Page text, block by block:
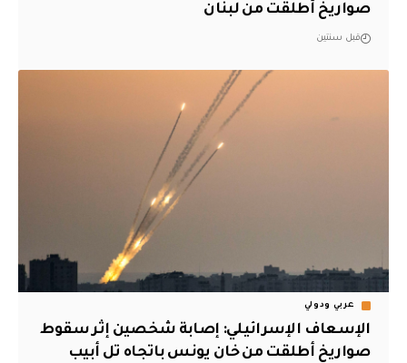
صواريخ أطلقت من لبنان
قبل سنتين
عربي ودولي
الإسعاف الإسرائيلي: إصابة شخصين إثر سقوط
صواريخ أطلقت من خان يونس باتجاه تل أبيب